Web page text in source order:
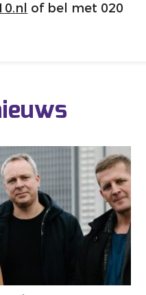
of bel met 020